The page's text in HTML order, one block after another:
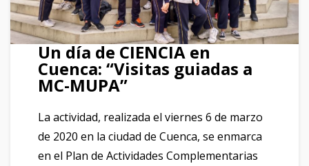
Un día de CIENCIA en
Cuenca: “Visitas guiadas a
MC-MUPA”
La actividad, realizada el viernes 6 de marzo
de 2020 en la ciudad de Cuenca, se enmarca
en el Plan de Actividades Complementarias